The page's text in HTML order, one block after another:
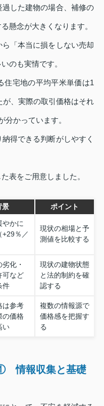
した建物の場合、補修の
懸念が大きくなります。
「本当に損をしない売却
のも実情です。
住宅地の平均平米単価は1
が、実際の取引価格はそれ
分かっています。
得できる判断がしやすく
表をご用意しました。
景 ポイント
やかに
+29％／
現状の相場と予
測値を比較する
化・
可など
件
現状の建物状態
と法的制約を確
認する
は参考
の価格
い
複数の情報源で
価格感を把握す
る
情報収集と基礎